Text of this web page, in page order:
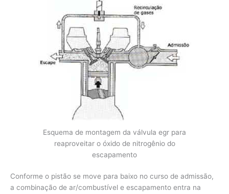
Esquema de montagem da válvula egr para
reaproveitar o óxido de nitrogênio do
escapamento
Conforme o pistão se move para baixo no curso de admissão,
a combinação de ar/combustível e escapamento entra na